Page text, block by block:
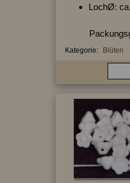
LochØ:
Kategorie: Blüten